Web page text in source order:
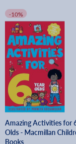
-10%
Amazing Activities for
Olds - Macmillan
Books